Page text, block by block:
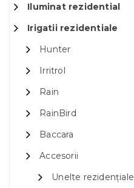
Iluminat rezidential
Irigatii rezidentiale
Hunter
Irritrol
Rain
RainBird
Baccara
Accesorii
Unelte rezidențiale